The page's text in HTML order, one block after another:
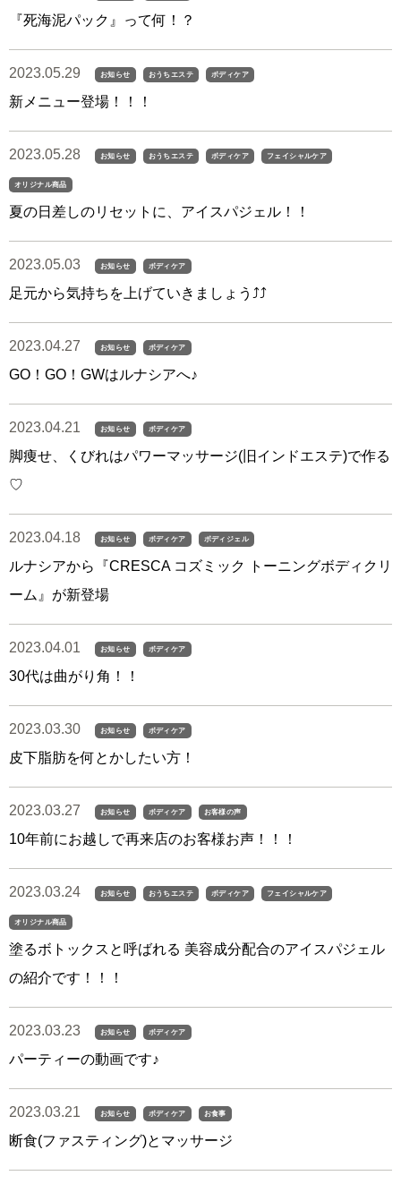
『死海泥パック』って何！？
2023.05.29 お知らせ おうちエステ ボディケア
新メニュー登場！！！
2023.05.28 お知らせ おうちエステ ボディケア フェイシャルケア
オリジナル商品
夏の日差しのリセットに、アイスパジェル！！
2023.05.03 お知らせ ボディケア
足元から気持ちを上げていきましょう⤴︎⤴︎
2023.04.27 お知らせ ボディケア
GO！GO！GWはルナシアへ♪
2023.04.21 お知らせ ボディケア
脚痩せ、くびれはパワーマッサージ(旧インドエステ)で作る
♡
2023.04.18 お知らせ ボディケア ボディジェル
ルナシアから『CRESCA コズミック トーニングボディクリ
ーム』が新登場
2023.04.01 お知らせ ボディケア
30代は曲がり角！！
2023.03.30 お知らせ ボディケア
皮下脂肪を何とかしたい方！
2023.03.27 お知らせ ボディケア お客様の声
10年前にお越しで再来店のお客様お声！！！
2023.03.24 お知らせ おうちエステ ボディケア フェイシャルケア
オリジナル商品
塗るボトックスと呼ばれる 美容成分配合のアイスパジェル
の紹介です！！！
2023.03.23 お知らせ ボディケア
パーティーの動画です♪
2023.03.21 お知らせ ボディケア お食事
断食(ファスティング)とマッサージ